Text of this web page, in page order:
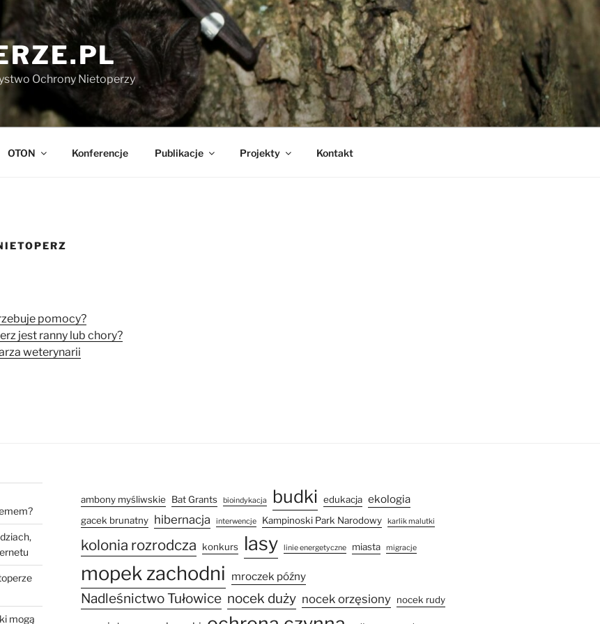
Ochrony Nietoperzy
OTON Konferencje Publikacje Projekty Kontakt
pomocy?
jest ranny lub chory?
weterynarii
mogą
ambony myśliwskie Bat Grants bioindykacja budki edukacja ekologia
gacek brunatny hibernacja interwencje Kampinoski Park Narodowy karlik malutki
kolonia rozrodcza konkurs lasy linie energetyczne miasta migracje
mopek zachodni mroczek późny
Nadleśnictwo Tułowice nocek duży nocek orzęsiony nocek rudy